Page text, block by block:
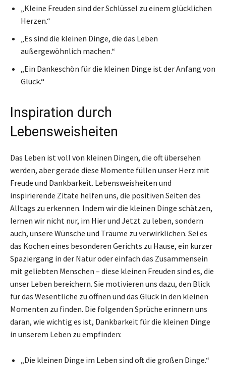
„Kleine Freuden sind der Schlüssel zu einem glücklichen
Herzen.“
„Es sind die kleinen Dinge, die das Leben
außergewöhnlich machen.“
„Ein Dankeschön für die kleinen Dinge ist der Anfang von
Glück.“
Inspiration durch
Lebensweisheiten
Das Leben ist voll von kleinen Dingen, die oft übersehen
werden, aber gerade diese Momente füllen unser Herz mit
Freude und Dankbarkeit. Lebensweisheiten und
inspirierende Zitate helfen uns, die positiven Seiten des
Alltags zu erkennen. Indem wir die kleinen Dinge schätzen,
lernen wir nicht nur, im Hier und Jetzt zu leben, sondern
auch, unsere Wünsche und Träume zu verwirklichen. Sei es
das Kochen eines besonderen Gerichts zu Hause, ein kurzer
Spaziergang in der Natur oder einfach das Zusammensein
mit geliebten Menschen – diese kleinen Freuden sind es, die
unser Leben bereichern. Sie motivieren uns dazu, den Blick
für das Wesentliche zu öffnen und das Glück in den kleinen
Momenten zu finden. Die folgenden Sprüche erinnern uns
daran, wie wichtig es ist, Dankbarkeit für die kleinen Dinge
in unserem Leben zu empfinden:
„Die kleinen Dinge im Leben sind oft die großen Dinge.“